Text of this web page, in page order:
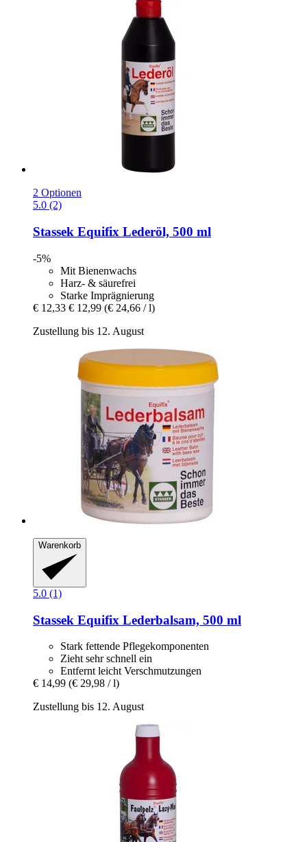
2 Optionen
5.0 (2)
Stassek Equifix Lederöl, 500 ml
-5%
Mit Bienenwachs
Harz- & säurefrei
Starke Imprägnierung
€ 12,33 € 12,99 (€ 24,66 / l)
Zustellung bis 12. August
Warenkorb
5.0 (1)
Stassek Equifix Lederbalsam, 500 ml
Stark fettende Pflegekomponenten
Zieht sehr schnell ein
Entfernt leicht Verschmutzungen
€ 14,99 (€ 29,98 / l)
Zustellung bis 12. August